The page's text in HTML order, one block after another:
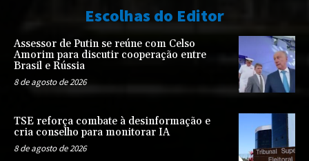
Escolhas do Editor
Assessor de Putin se reúne com Celso
Amorim para discutir cooperação entre
Brasil e Rússia
8 de agosto de 2026
TSE reforça combate à desinformação e
cria conselho para monitorar IA
8 de agosto de 2026